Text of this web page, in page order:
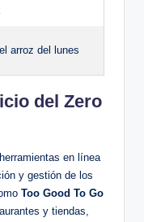
arroz del lunes
del Zero
en línea
y gestión de los
Too Good To Go
y tiendas,